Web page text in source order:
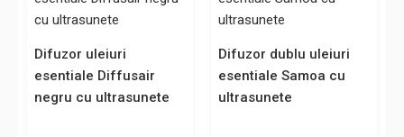
Difuzor uleiuri
esentiale Diffusair
negru cu ultrasunete
Difuzor dublu uleiuri
esentiale Samoa cu
ultrasunete